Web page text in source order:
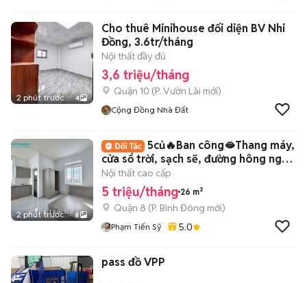
2 phút trước 4
Cho thuê Minihouse đối diện BV Nhi
Đồng, 3.6tr/tháng
Nội thất đầy đủ
3,6 triệu/tháng
Quận 10 (P. Vườn Lài mới)
Cộng Đồng Nhà Đất
2 phút trước 8
5củ🔥Ban công🫦Thang máy,
cửa sổ trời, sạch sẽ, đường hông ngập
nhiều
Nội thất cao cấp
5 triệu/tháng 26 m²
Quận 8 (P. Bình Đông mới)
Phạm Tiến Sỹ 5.0
pass đồ VPP